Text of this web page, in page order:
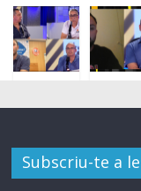
Subscriu-te a